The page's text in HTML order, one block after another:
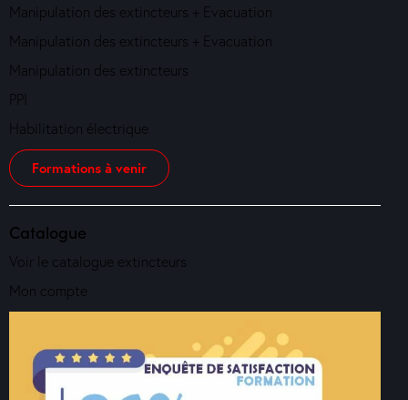
Manipulation des extincteurs + Evacuation
Manipulation des extincteurs + Evacuation
Manipulation des extincteurs
PPI
Habilitation électrique
Formations à venir
Catalogue
Voir le catalogue extincteurs
Mon compte